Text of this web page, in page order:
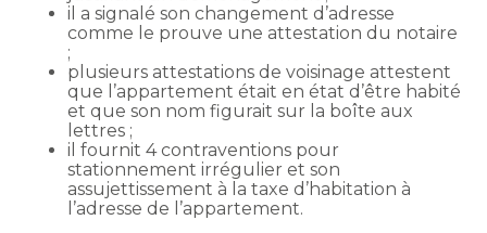
il a signalé son changement d’adresse
comme le prouve une attestation du notaire
;
plusieurs attestations de voisinage attestent
que l’appartement était en état d’être habité
et que son nom figurait sur la boîte aux
lettres ;
il fournit 4 contraventions pour
stationnement irrégulier et son
assujettissement à la taxe d’habitation à
l’adresse de l’appartement.